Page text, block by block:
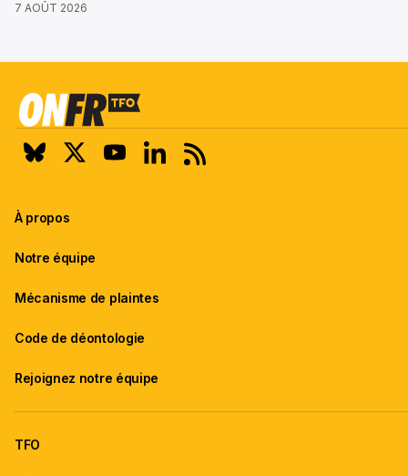
7 AOÛT 2026
À propos
Notre équipe
Mécanisme de plaintes
Code de déontologie
Rejoignez notre équipe
TFO